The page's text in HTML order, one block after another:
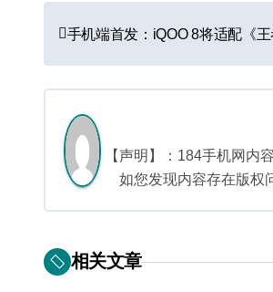
文
章
导
航
手机端首发：iQOO 8将适配《
【声明】：184手机网内
如您发现内容存在版权
相关文章